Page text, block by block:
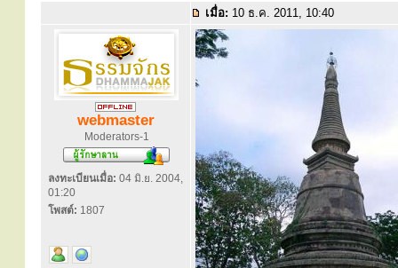
เมื่อ: 10 ธ.ค. 2011, 10:40
webmaster
Moderators-1
ลงทะเบียนเมื่อ: 04 มิ.ย. 2004,
01:20
โพสต์: 1807